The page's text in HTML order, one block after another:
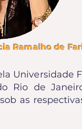
Ramalho de
Universidade
Rio de
as